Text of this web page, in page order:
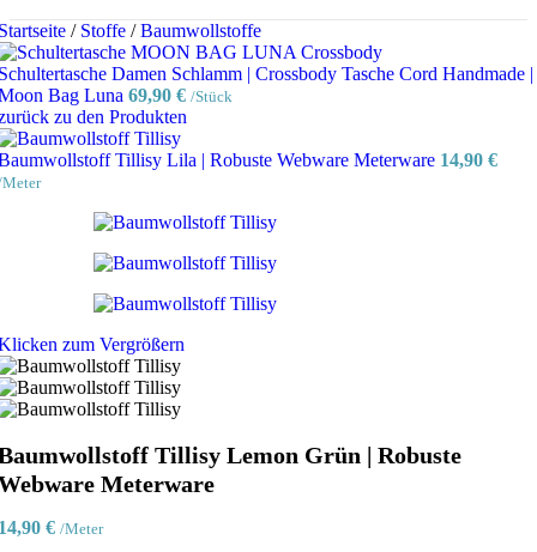
/ Stoffe / Baumwollstoffe
Damen Schlamm | Crossbody Tasche Cord Handmade |
Bag Luna 69,90 € /Stück
zu den Produkten
Tillisy Lila | Robuste Webware Meterware 14,90 €
zum Vergrößern
Tillisy Lemon Grün | Robuste
Meterware
€ /Meter